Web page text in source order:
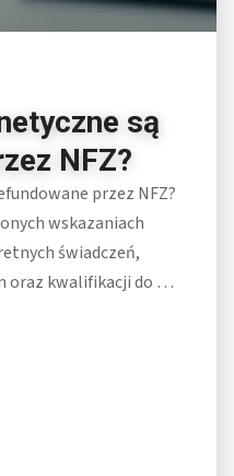
są
NFZ?
przez NFZ?
wskazaniach
świadczeń,
oraz kwalifikacji do …